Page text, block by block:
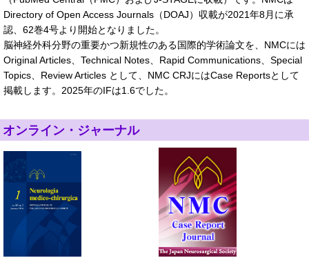
Directory of Open Access Journals（DOAJ）収載が2021年8月に承
認、62巻4号より開始となりました。
脳神経外科分野の重要かつ新規性のある国際的学術論文を、NMCには
Original Articles、Technical Notes、Rapid Communications、Special
Topics、Review Articles として、NMC CRJにはCase Reportsとして
掲載します。2025年のIFは1.6でした。
オンライン・ジャーナル